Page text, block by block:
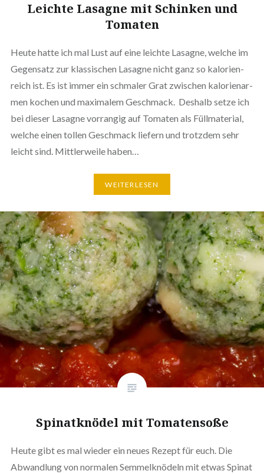
Leichte Lasagne mit Schinken und
Tomaten
Heute hatte ich mal Lust auf eine leichte Lasagne, welche im
Gegensatz zur klas­si­schen Lasagne nicht ganz so kalo­rien­
reich ist. Es ist immer ein schmaler Grat zwischen kalo­rien­ar­
men kochen und maximalem Geschmack. Deshalb setze ich
bei dieser Lasagne vorrangig auf Tomaten als Füll­ma­te­ri­al,
welche einen tollen Geschmack liefern und trotzdem sehr
leicht sind. Mitt­ler­wei­le haben…
WEI­TER­LE­SEN
Spi­nat­knö­del mit Tomatensoße
Heute gibt es mal wieder ein neues Rezept für euch. Die
Abwand­lung von normalen Sem­mel­knö­deln mit etwas Spinat